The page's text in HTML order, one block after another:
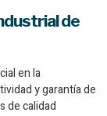
de
en la
y garantía de
de calidad